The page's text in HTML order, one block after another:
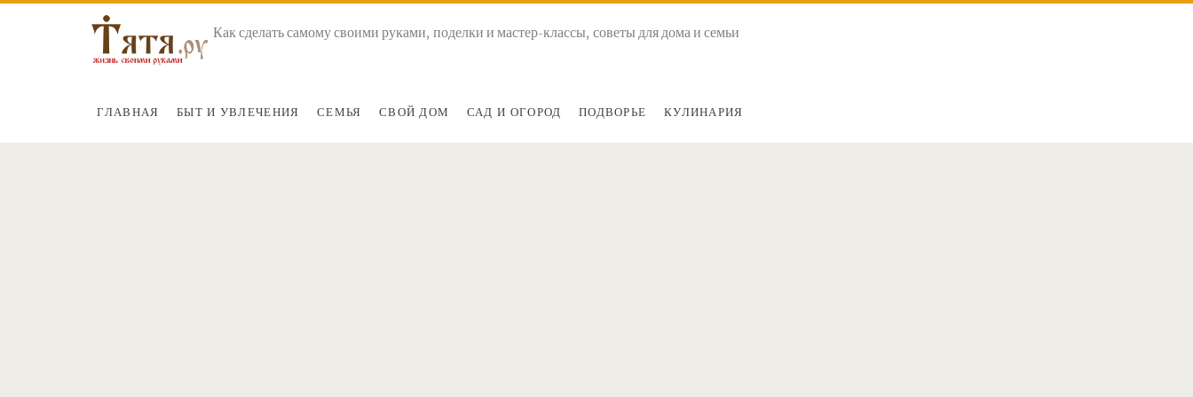
Как сделать самому своими руками, поделки и мастер-классы, советы для дома и семьи
ГЛАВНАЯ БЫТ И УВЛЕЧЕНИЯ СЕМЬЯ СВОЙ ДОМ САД И ОГОРОД ПОДВОРЬЕ КУЛИНАРИЯ